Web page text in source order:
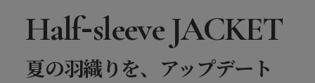
Half-sleeve JACKET
夏の羽織りを、アップデート